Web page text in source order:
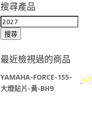
搜尋產品
搜
尋
鍵
字:
搜尋
最近檢視過的商品
YAMAHA-FORCE-155-
大燈貼片-黃-BH9